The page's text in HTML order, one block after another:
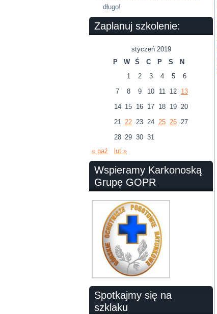
długo!
Zaplanuj szkolenie:
styczeń 2019
P
W Ś C P S
N
1
2 3 4 5
6
7
8 9 10 11 12 13
14 15 16 17 18 19 20
21 22 23 24 25 26 27
28 29 30 31
« paź
lut »
Wspieramy Karkonoską
Grupę GOPR
Spotkajmy się na
szklaku